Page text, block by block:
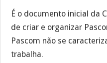
É o documento inicial da
de criar e organizar
Pascom não se
trabalha.